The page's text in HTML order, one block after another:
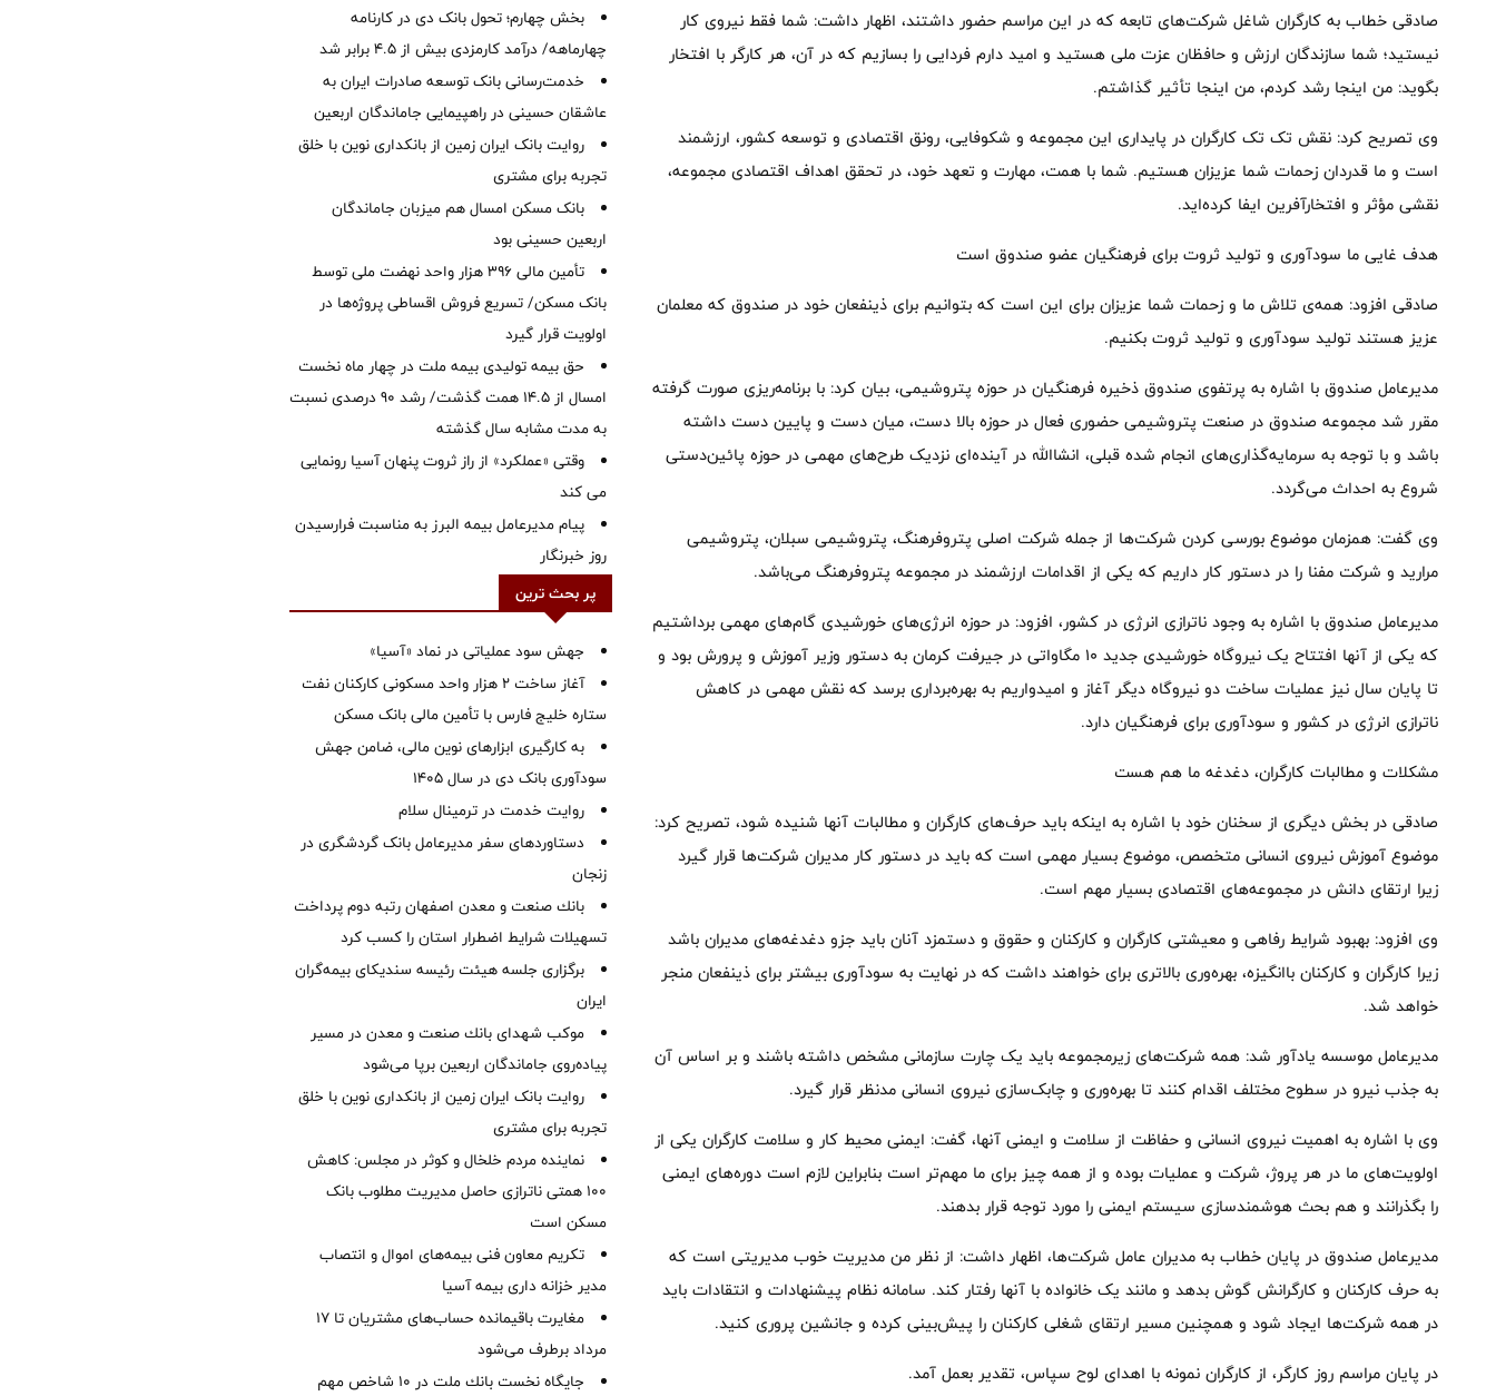
صادقی خطاب به کارگران شاغل شرکت‌های تابعه که در این مراسم حضور داشتند، اظهار داشت: شما فقط نیروی کار
نیستید؛ شما سازندگان ارزش و حافظان عزت ملی هستید و امید دارم فردایی را بسازیم که در آن، هر کارگر با افتخار
بگوید: من اینجا رشد کردم، من اینجا تأثیر گذاشتم.
وی تصریح کرد: نقش تک تک کارگران در پایداری این مجموعه و شکوفایی، رونق اقتصادی و توسعه کشور، ارزشمند
است و ما قدردان زحمات شما عزیزان هستیم. شما با همت، مهارت و تعهد خود، در تحقق اهداف اقتصادی مجموعه،
نقشی مؤثر و افتخارآفرین ایفا کرده‌اید.
هدف غایی ما سودآوری و تولید ثروت برای فرهنگیان عضو صندوق است
صادقی افزود: همه‌ی تلاش ما و زحمات شما عزیزان برای این است که بتوانیم برای ذینفعان خود در صندوق که معلمان
عزیز هستند تولید سودآوری و تولید ثروت بکنیم.
مدیرعامل صندوق با اشاره به پرتفوی صندوق ذخیره فرهنگیان در حوزه پتروشیمی، بیان کرد: با برنامه‌ریزی صورت گرفته
مقرر شد مجموعه صندوق در صنعت پتروشیمی حضوری فعال در حوزه بالا دست، میان دست و پایین دست داشته
باشد و با توجه به سرمایه‌گذاری‌های انجام شده قبلی، انشاالله در آینده‌ای نزدیک طرح‌های مهمی در حوزه پائین‌دستی
شروع به احداث می‌گردد.
وی گفت: همزمان موضوع بورسی کردن شرکت‌ها از جمله شرکت اصلی پتروفرهنگ، پتروشیمی سبلان‌، پتروشیمی
مرارید و شرکت مفنا را در دستور کار داریم که یکی از اقدامات ارزشمند در مجموعه پتروفرهنگ می‌باشد.
مدیرعامل صندوق با اشاره به وجود ناترازی انرژی در کشور، افزود: در حوزه‌ انرژی‌های خورشیدی گام‌های مهمی برداشتیم
که یکی از آنها افتتاح یک نیروگاه خورشیدی جدید ۱۰ مگاواتی در جیرفت کرمان به دستور وزیر آموزش و پرورش بود و
تا پایان سال نیز عملیات ساخت دو نیروگاه دیگر آغاز و امیدواریم به بهره‌برداری برسد که نقش مهمی در کاهش
ناترازی انرژی در کشور و سودآوری برای فرهنگیان دارد.
مشکلات و مطالبات کارگران، دغدغه ما هم هست
صادقی در بخش دیگری از سخنان خود با اشاره به اینکه باید حرف‌های کارگران و مطالبات آنها شنیده شود، تصریح کرد:
موضوع آموزش نیروی انسانی متخصص، موضوع بسیار مهمی است که باید در دستور کار مدیران شرکت‌ها قرار گیرد
زیرا ارتقای دانش در مجموعه‌های اقتصادی بسیار مهم است.
وی افزود: بهبود شرایط رفاهی و معیشتی کارگران و کارکنان و حقوق و دستمزد آنان باید جزو دغدغه‌های مدیران باشد
زیرا کارگران و کارکنان باانگیزه، بهره‌وری بالاتری برای خواهند داشت که در نهایت به سودآوری بیشتر برای ذینفعان منجر
خواهد شد.
مدیرعامل موسسه یادآور شد: همه شرکت‌های زیرمجموعه باید یک چارت سازمانی مشخص داشته باشند و بر اساس آن
به جذب نیرو در سطوح مختلف اقدام کنند تا بهره‌وری و چابک‌سازی نیروی انسانی مدنظر قرار گیرد.
وی با اشاره به اهمیت نیروی انسانی و حفاظت از سلامت و ایمنی آنها، گفت: ایمنی محیط کار و سلامت کارگران یکی از
اولویت‌های ما در هر پروژ، شرکت و عملیات بوده و از همه چیز برای ما مهم‌تر است بنابراین لازم است دوره‌های ایمنی
را بگذرانند و هم بحث هوشمندسازی سیستم ایمنی را مورد توجه قرار بدهند.
مدیرعامل صندوق در پایان خطاب به مدیران عامل شرکت‌ها، اظهار داشت: از نظر من مدیریت خوب مدیریتی است که
به حرف کارکنان و کارگرانش گوش بدهد و مانند یک خانواده با آنها رفتار کند. سامانه نظام پیشنهادات و انتقادات باید
در همه شرکت‌ها ایجاد شود و همچنین مسیر ارتقای شغلی کارکنان را پیش‌بینی کرده و جانشین پروری کنید.
در پایان مراسم روز کارگر، از کارگران نمونه با اهدای لوح سپاس، تقدیر بعمل آمد.
بخش چهارم؛ تحول بانک دی در کارنامه
چهارماهه/ درآمد کارمزدی بیش از ۴.۵ برابر شد
خدمت‌رسانی بانک توسعه صادرات ایران به
عاشقان حسینی در راهپیمایی جاماندگان اربعین
روایت بانک ایران زمین از بانکداری نوین با خلق
تجربه برای مشتری
بانک مسکن امسال هم میزبان جاماندگان
اربعین حسینی بود
تأمین مالی ۳۹۶ هزار واحد نهضت ملی توسط
بانک مسکن/ تسریع فروش اقساطی پروژه‌ها در
اولویت قرار گیرد
حق بیمه تولیدی بیمه ملت در چهار ماه نخست
امسال از 14.5 همت گذشت/ رشد 90 درصدی نسبت
به مدت مشابه سال گذشته
وقتی «عملکرد» از راز ثروت پنهان آسیا رونمایی
می کند
پیام مدیرعامل بیمه البرز به مناسبت فرارسیدن
روز خبرنگار
پر بحث ترین
جهش سود عملیاتی در نماد «آسیا»
آغاز ساخت ۲ هزار واحد مسکونی کارکنان نفت
ستاره خلیج فارس با تأمین مالی بانک مسکن
به کارگیری ابزارهای نوین مالی، ضامن جهش
سودآوری بانک دی در سال 1405
روایت خدمت در ترمینال سلام
دستاوردهای سفر مدیرعامل بانک گردشگری در
زنجان
بانك صنعت و معدن اصفهان رتبه دوم پرداخت
تسهیلات شرایط اضطرار استان را كسب كرد
برگزاری جلسه هیئت رئیسه سندیکای بیمه‌گران
ایران
موكب شهدای بانك صنعت و معدن در مسیر
پیاده‌روی جاماندگان اربعین برپا می‌شود
روایت بانک ایران زمین از بانکداری نوین با خلق
تجربه برای مشتری
نماینده مردم خلخال و کوثر در مجلس: کاهش
۱۰۰ همتی ناترازی حاصل مدیریت مطلوب بانک
مسکن است
تکریم معاون فنی بیمه‌های اموال و انتصاب
مدیر خزانه داری بیمه آسیا
مغایرت‌ باقیمانده حساب‌های مشتریان تا ۱۷
مرداد برطرف می‌شود
جایگاه نخست بانك ملت در 10 شاخص مهم